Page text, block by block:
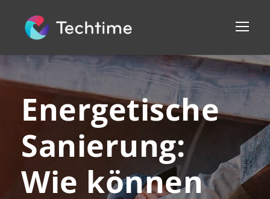
Energetische
Sanierung:
Wie können